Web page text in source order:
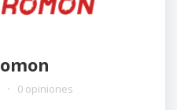
0 opiniones